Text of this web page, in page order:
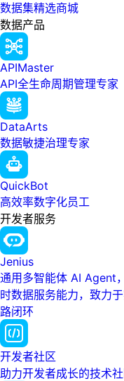
数据集精选商城
数据产品
APIMaster
API全生命周期管理专家
DataArts
数据敏捷治理专家
QuickBot
高效率数字化员工
开发者服务
Jenius
通用多智能体 AI Agent
时数据服务能力，致力
路闭环
开发者社区
助力开发者成长的技术